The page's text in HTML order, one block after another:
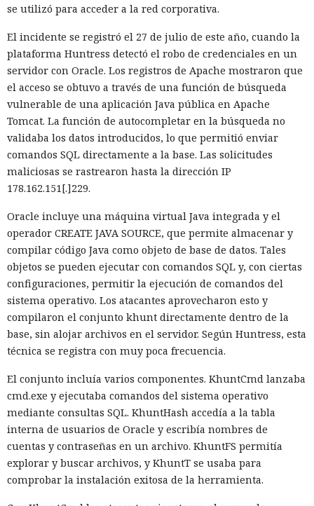
doble del año pasado, que fue de alrededor de 520 millones.
no quedó impune: detenido el
autor, ya espera sentencia en
una celda.
10:34 / 07.08.2026
Hombre podría afrontar hasta 32 años de prisión por filtrar
secretos de 165 empresas.
El canadiense Connor Riley Muka ganó dinero durante
muchos meses con datos robados de otras personas, antes
de ser detenido y entregado a la justicia estadounidense por
uno de los mayores hackeos de los últimos años — ataque a
la plataforma en la nube Snowflake.
Muka, de 26 años, se declaró culpable de cargos de fraude
informático y telefónico, robo agravado de datos personales
y conspiración en un tribunal federal del estado de
se utilizó para acceder a la red corporativa.
El incidente se registró el 27 de julio de este año, cuando la
plataforma Huntress detectó el robo de credenciales en un
servidor con Oracle. Los registros de Apache mostraron que
el acceso se obtuvo a través de una función de búsqueda
vulnerable de una aplicación Java pública en Apache
Tomcat. La función de autocompletar en la búsqueda no
validaba los datos introducidos, lo que permitió enviar
comandos SQL directamente a la base. Las solicitudes
maliciosas se rastrearon hasta la dirección IP
178.162.151[.]229.
Oracle incluye una máquina virtual Java integrada y el
operador CREATE JAVA SOURCE, que permite almacenar y
compilar código Java como objeto de base de datos. Tales
objetos se pueden ejecutar con comandos SQL y, con ciertas
configuraciones, permitir la ejecución de comandos del
sistema operativo. Los atacantes aprovecharon esto y
compilaron el conjunto khunt directamente dentro de la
base, sin alojar archivos en el servidor. Según Huntress, esta
técnica se registra con muy poca frecuencia.
El conjunto incluía varios componentes. KhuntCmd lanzaba
cmd.exe y ejecutaba comandos del sistema operativo
mediante consultas SQL. KhuntHash accedía a la tabla
interna de usuarios de Oracle y escribía nombres de
cuentas y contraseñas en un archivo. KhuntFS permitía
explorar y buscar archivos, y KhuntT se usaba para
comprobar la instalación exitosa de la herramienta.